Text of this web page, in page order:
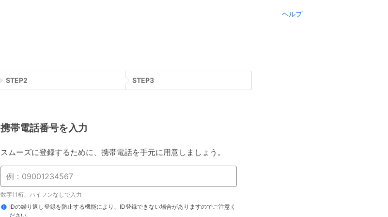
ヘルプ
STEP2 STEP3
携帯電話番号を入力
スムーズに登録するために、携帯電話を手元に用意しましょう。
数字11桁、ハイフンなしで入力
IDの繰り返し登録を防止する機能により、ID登録できない場合がありますのでご注意く
ださい。